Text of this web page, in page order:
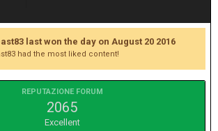
last won the day on August 20 2016
had the most liked content!
REPUTAZIONE FORUM
2065
Excellent